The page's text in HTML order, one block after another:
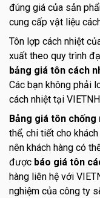
đúng giá của sản
cung cấp vật liệu
Tôn lợp cách nhiệt
xuất theo quy trình
bảng giá tôn cách
Các bạn không phải
cách nhiệt tại
Bảng giá tôn chống
thể, chi tiết cho
nên khách hàng có
được báo giá tôn
hàng liên hệ với
nghiệm của công ty